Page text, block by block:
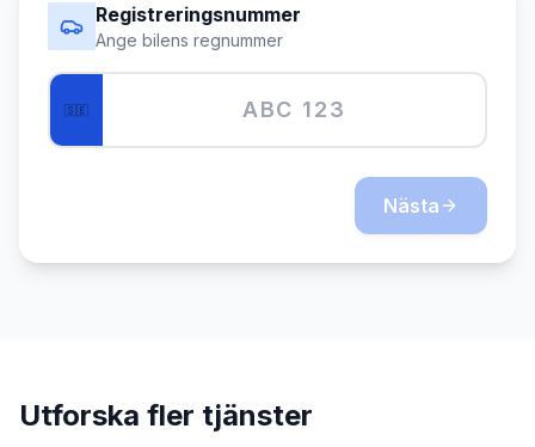
Registreringsnummer
Ange bilens regnummer
🇸🇪
Nästa
Utforska fler tjänster